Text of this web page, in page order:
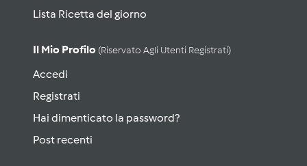
Lista Ricetta del giorno
Il Mio Profilo (riservato Agli Utenti Registrati)
Accedi
Registrati
Hai dimenticato la password?
Post recenti